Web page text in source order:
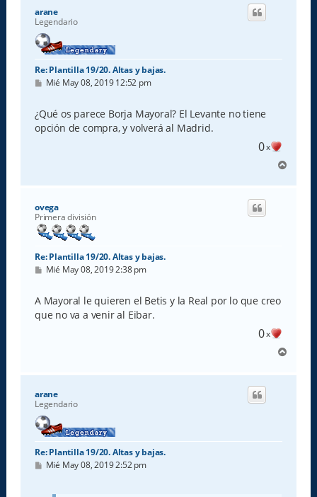
arane
Legendario
Re: Plantilla 19/20. Altas y bajas.
M
s
a
j
Mié May 08, 2019 12:52 pm
¿Qué os parece Borja Mayoral? El Levante no tiene
opción de compra, y volverá al Madrid.
0x
r
ovega
Primera división
Re: Plantilla 19/20. Altas y bajas.
M
s
a
j
Mié May 08, 2019 2:38 pm
A Mayoral le quieren el Betis y la Real por lo que creo
que no va a venir al Eibar.
0x
r
arane
Legendario
Re: Plantilla 19/20. Altas y bajas.
M
Mié May 08, 2019 2:52 pm